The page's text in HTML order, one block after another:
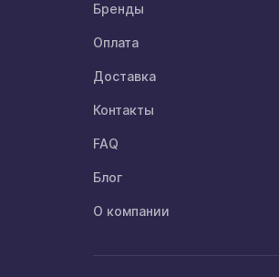
Бренды
Оплата
Доставка
Контакты
FAQ
Блог
О компании